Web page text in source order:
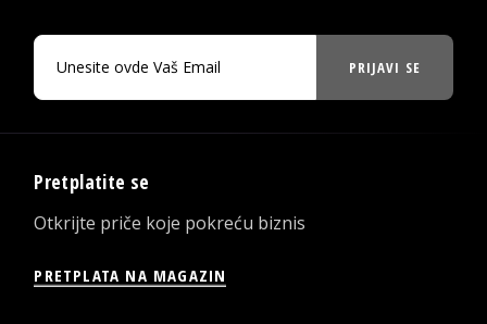
PRIJAVI SE
Pretplatite se
Otkrijte priče koje pokreću biznis
PRETPLATA NA MAGAZIN